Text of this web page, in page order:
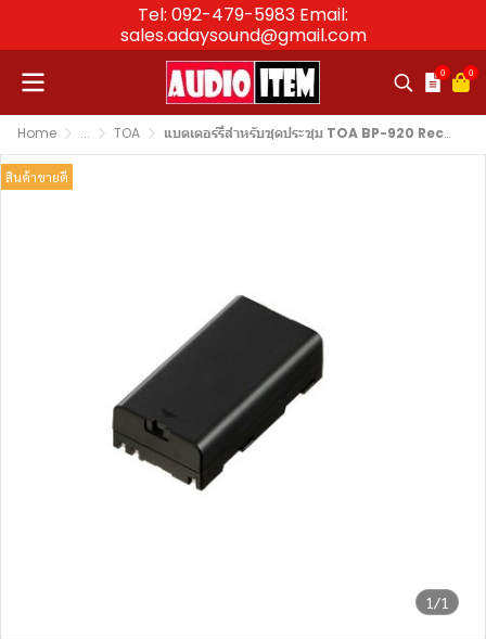
Tel: 092-479-5983 Email:
sales.adaysound@gmail.com
0 0
Home ... TOA แบตเตอร์รี่สำหรับชุดประชุม TOA BP-920 Rechargeble Lithium-Ion Battery (TS-821, TS-822, TS-921, TS-922)
1/1
สินค้าขายดี